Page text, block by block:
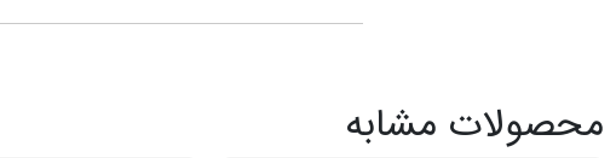
محصولات مشابه